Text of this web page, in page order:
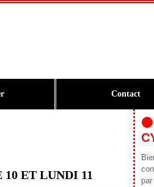
Contact
ET LUNDI 11